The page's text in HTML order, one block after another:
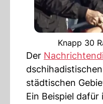
Knapp 30
Der
städtischen
Ein Beispiel